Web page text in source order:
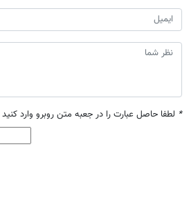
* لطفا حاصل عبارت را در جعبه متن روبرو وارد کنید